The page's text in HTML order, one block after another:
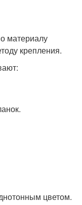
материалу
крепления.
цветом.